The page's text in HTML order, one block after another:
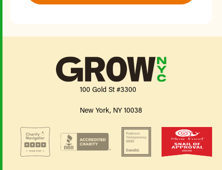
100 Gold St #3300
New York, NY 10038